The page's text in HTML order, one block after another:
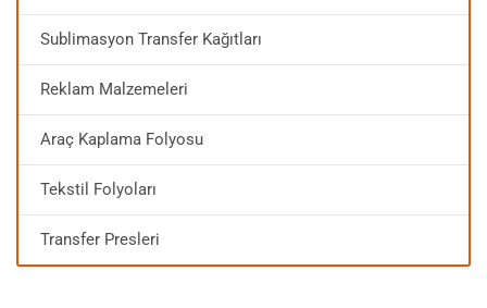
Sublimasyon Transfer Kağıtları
Reklam Malzemeleri
Araç Kaplama Folyosu
Tekstil Folyoları
Transfer Presleri